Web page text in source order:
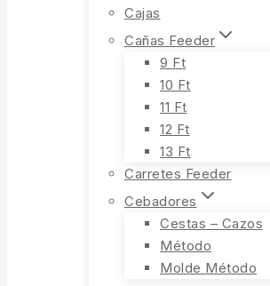
Cajas
Cañas Feeder
9 Ft
10 Ft
11 Ft
12 Ft
13 Ft
Carretes Feeder
Cebadores
Cestas – Cazos
Método
Molde Método